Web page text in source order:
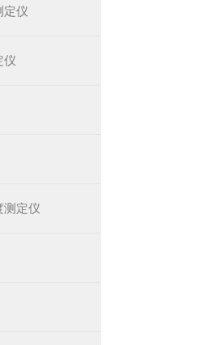
定仪
仪
测定仪